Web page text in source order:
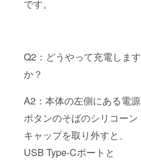
です。
Q2：どうやって充電します
か？
A2：本体の左側にある電源
ボタンのそばのシリコーン
キャップを取り外すと、
USB Type-Cポートと